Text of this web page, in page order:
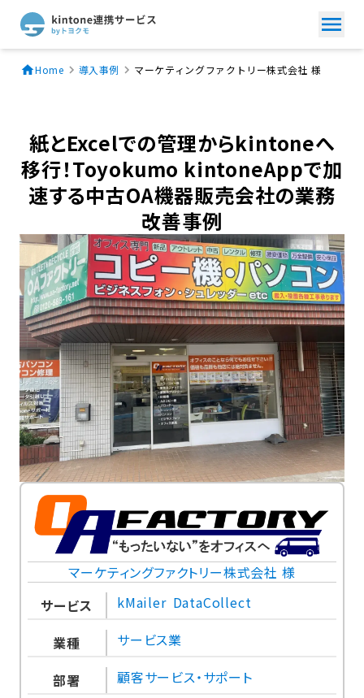
Home 導入事例 マーケティングファクトリー株式会社 様
紙とExcelでの管理からkintoneへ
移行！Toyokumo kintoneAppで加
速する中古OA機器販売会社の業務
改善事例
マーケティングファクトリー株式会社 様
サービス
kMailer DataCollect
業種 サービス業
部署 顧客サービス・サポート